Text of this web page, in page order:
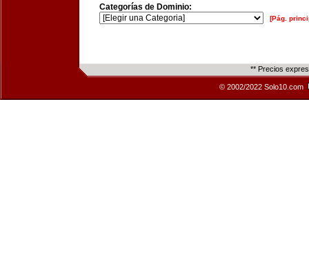
Categorías de Dominio:
[Pág.
** Precios
© 2002/2022 Solo10.com